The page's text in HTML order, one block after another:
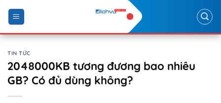
content
TIN TỨC
2048000KB tương đương bao nhiêu
GB? Có đủ dùng không?